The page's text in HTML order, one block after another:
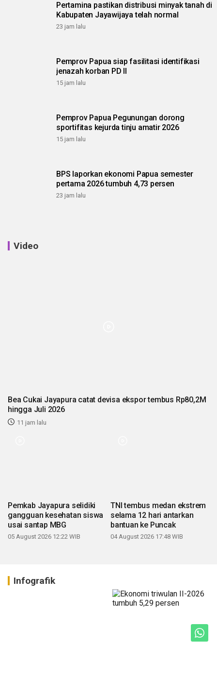
Pertamina pastikan distribusi minyak tanah di
Kabupaten Jayawijaya telah normal
23 jam lalu
Pemprov Papua siap fasilitasi identifikasi
jenazah korban PD II
15 jam lalu
Pemprov Papua Pegunungan dorong
sportifitas kejurda tinju amatir 2026
15 jam lalu
BPS laporkan ekonomi Papua semester
pertama 2026 tumbuh 4,73 persen
23 jam lalu
Video
Bea Cukai Jayapura catat devisa ekspor tembus Rp80,2M
hingga Juli 2026
11 jam lalu
Pemkab Jayapura selidiki
gangguan kesehatan siswa
usai santap MBG
05 August 2026 12:22 WIB
TNI tembus medan ekstrem
selama 12 hari antarkan
bantuan ke Puncak
04 August 2026 17:48 WIB
Infografik